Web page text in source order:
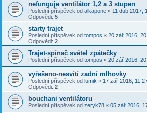
nefunguje ventilátor 1,2 a 3 stupen
Poslední příspěvek od alkapone « 11 dub 2017,
Odpovědi: 5
starty trajet
Poslední příspěvek od tompos « 20 zář 2016,
Odpovědi: 2
Trajet-spínač světel zpátečky
Poslední příspěvek od tompos « 20 zář 2016,
vyřešeno-nesvítí zadní mlhovky
Poslední příspěvek od lumik « 17 zář 2016, 11:27
Odpovědi: 2
bouchani ventilátoru
Poslední příspěvek od zeryk78 « 05 zář 2016,